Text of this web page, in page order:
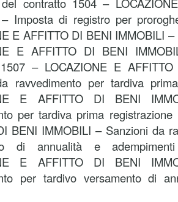
– Imposta di registro per
E AFFITTO DI BENI IMMOBILI
E AFFITTO DI BENI
– LOCAZIONE E
ravvedimento per tardiva
E AFFITTO DI BENI
per tardiva prima
BENI IMMOBILI – Sanzioni da
di annualità e
E AFFITTO DI BENI
per tardivo versamento di